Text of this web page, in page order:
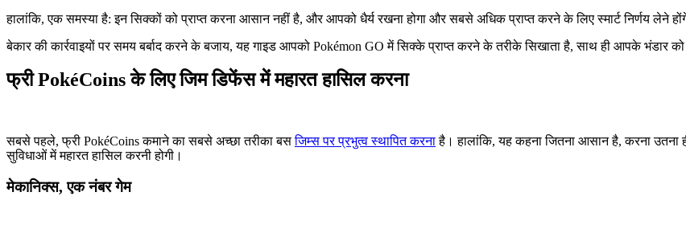
हालांकि, एक समस्या है: इन सिक्कों को प्राप्त करना आसान नहीं है, और आपको धैर्य रखना होगा और सबसे अधिक प्राप्त करने के लिए स्मार्ट निर्णय लेने
बेकार की कार्रवाइयों पर समय बर्बाद करने के बजाय, यह गाइड आपको Pokémon GO में सिक्के प्राप्त करने के तरीके सिखाता है, साथ ही आपके भंडार
फ्री PokéCoins के लिए जिम डिफेंस में महारत हासिल करना
सबसे पहले, फ्री PokéCoins कमाने का सबसे अच्छा तरीका बसजिम्स पर प्रभुत्व स्थापित करनाहै। हालांकि, यह कहना जितना आसान है, करना उतना
सुविधाओं में महारत हासिल करनी होगी।
मेकानिक्स, एक नंबर गेम